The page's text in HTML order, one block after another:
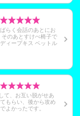
らく会話のあとにお
そのあとすけべ椅子で
ィープキス ベットル
て、お互い脱がせあ
もらい、後から攻め
よかったです。